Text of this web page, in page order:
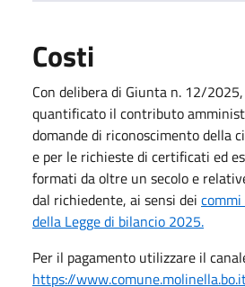
Costi
Con delibera di Giunta n. 12/
quantificato il contributo
domande di riconoscimento della
e per le richieste di certificati ed
formati da oltre un secolo e
dal richiedente, ai sensi dei
della Legge di bilancio 2025.
Per il pagamento utilizzare il
https://